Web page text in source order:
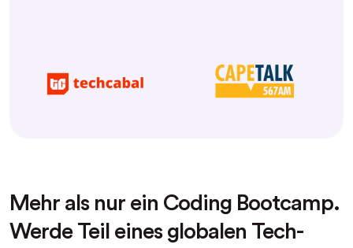
Mehr als nur ein Coding Bootcamp.
Werde Teil eines globalen Tech-